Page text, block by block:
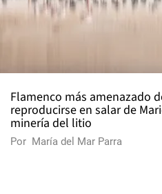
Flamenco más amenazado
reproducirse en salar de
minería del litio
Por María del Mar Parra